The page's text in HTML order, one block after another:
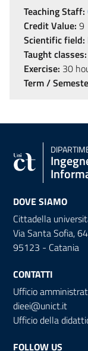
Teaching Staff:
Credit Value: 9
Scientific field:
Taught classes:
Exercise: 30
Term /
DOVE SIAMO
Cittadella
Via Santa Sofia, 64
95123 - Catania
CONTATTI
Ufficio
dieei@unict.it
Ufficio della
FOLLOW US